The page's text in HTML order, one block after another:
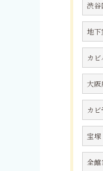
渋谷
地下
カ
大阪
カ
宝塚
全館